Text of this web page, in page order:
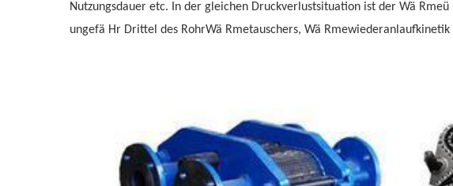
Nutzungsdauer etc. In der gleichen Druckverlustsituation ist der Wä
ungefä Hr Drittel des RohrWä Rmetauschers, Wä Rmewiederanlaufkinetik